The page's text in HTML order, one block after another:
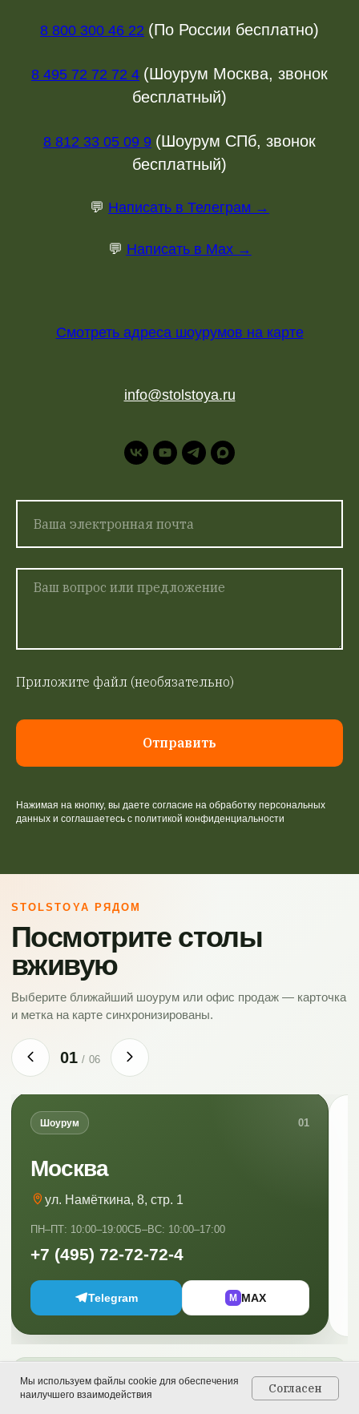
Главная Каталог
8 800 300 46 22 (По России бесплатно)
8 495 72 72 72 4 (Шоурум Москва, звонок
бесплатный)
8 812 33 05 09 9 (Шоурум СПб, звонок
бесплатный)
💬 Написать в Телеграм →
💬 Написать в Max →
Смотреть адреса шоурумов на карте
info@stolstoya.ru
Приложите файл (необязательно)
Отправить
Нажимая на кнопку, вы даете согласие на обработку персональных
данных и соглашаетесь c политикой конфиденциальности
STOLSTOYA РЯДОМ
Посмотрите столы
вживую
Выберите ближайший шоурум или офис продаж — карточка
и метка на карте синхронизированы.
01 / 06
Шоурум 01
Москва
ул. Намёткина, 8, стр. 1
ПН–ПТ: 10:00–19:00СБ–ВС: 10:00–17:00
+7 (495) 72-72-72-4
Telegram M MAX
Наведите на карточку или метку
Мы используем файлы cookie для обеспечения
наилучшего взаимодействия
Согласен